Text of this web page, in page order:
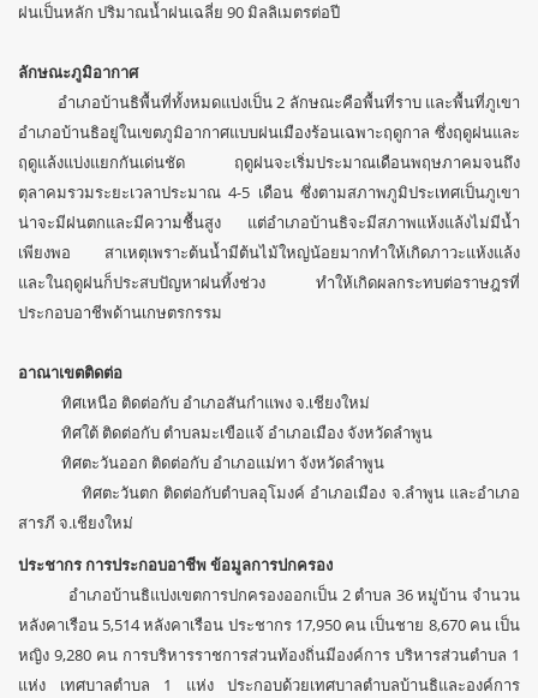
ฝนเป็นหลัก ปริมาณน้ำฝนเฉลี่ย 90 มิลลิเมตรต่อปี
ลักษณะภูมิอากาศ
อำเภอบ้านธิพื้นที่ทั้งหมดแบ่งเป็น 2 ลักษณะคือพื้นที่ราบ และพื้นที่ภูเขา
อำเภอบ้านธิอยู่ในเขตภูมิอากาศแบบฝนเมืองร้อนเฉพาะฤดูกาล ซึ่งฤดูฝนและ
ฤดูแล้งแบ่งแยกกันเด่นชัด ฤดูฝนจะเริ่มประมาณเดือนพฤษภาคมจนถึง
ตุลาคมรวมระยะเวลาประมาณ 4-5 เดือน ซึ่งตามสภาพภูมิประเทศเป็นภูเขา
น่าจะมีฝนตกและมีความชื้นสูง แต่อำเภอบ้านธิจะมีสภาพแห้งแล้งไม่มีน้ำ
เพียงพอ สาเหตุเพราะต้นน้ำมีต้นไม้ใหญ่น้อยมากทำให้เกิดภาวะแห้งแล้ง
และในฤดูฝนก็ประสบปัญหาฝนทิ้งช่วง ทำให้เกิดผลกระทบต่อราษฎรที่
ประกอบอาชีพด้านเกษตรกรรม
อาณาเขตติดต่อ
ทิศเหนือ ติดต่อกับ อำเภอสันกำแพง จ.เชียงใหม่
ทิศใต้ ติดต่อกับ ตำบลมะเขือแจ้ อำเภอเมือง จังหวัดลำพูน
ทิศตะวันออก ติดต่อกับ อำเภอแม่ทา จังหวัดลำพูน
ทิศตะวันตก ติดต่อกับตำบลอุโมงค์ อำเภอเมือง จ.ลำพูน และอำเภอ
สารภี จ.เชียงใหม่
ประชากร การประกอบอาชีพ ข้อมูลการปกครอง
อำเภอบ้านธิแบ่งเขตการปกครองออกเป็น 2 ตำบล 36 หมู่บ้าน จำนวน
หลังคาเรือน 5,514 หลังคาเรือน ประชากร 17,950 คน เป็นชาย 8,670 คน เป็น
หญิง 9,280 คน การบริหารราชการส่วนท้องถิ่นมีองค์การ บริหารส่วนตำบล 1
แห่ง เทศบาลตำบล 1 แห่ง ประกอบด้วยเทศบาลตำบลบ้านธิและองค์การ